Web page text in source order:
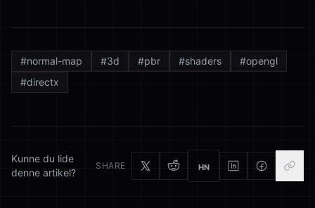
#normal-map #3d #pbr #shaders #opengl
#directx
Kunne du lide
denne artikel?
SHARE HN